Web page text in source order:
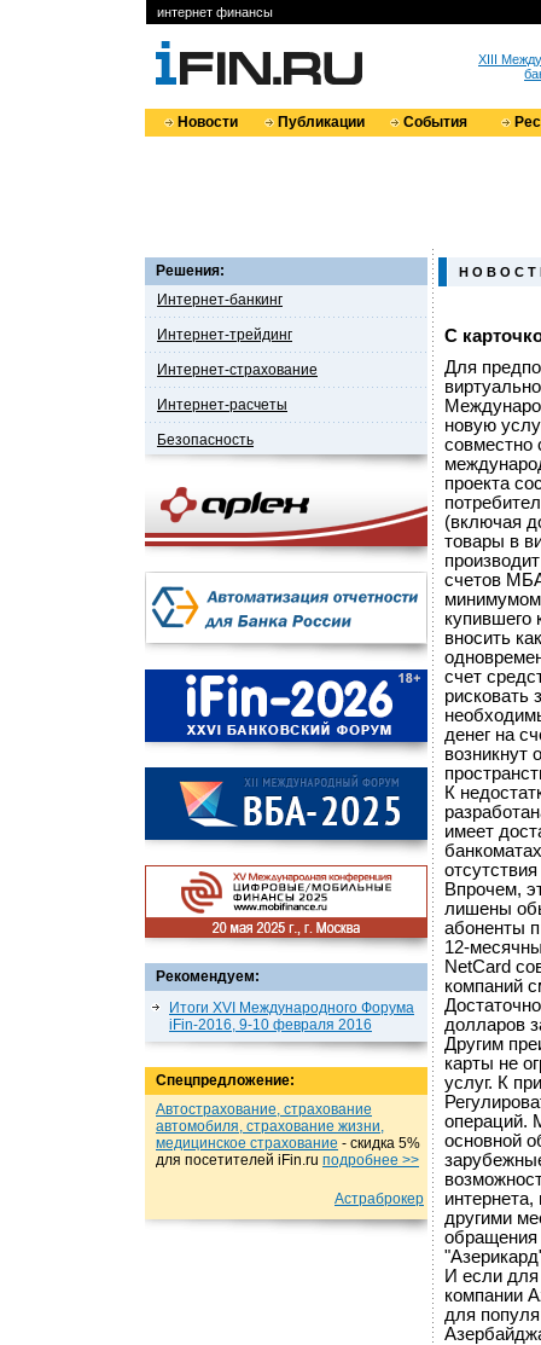
интернет финансы
XIII
Новости Публикации События
Решения:
Интернет-банкинг
Интернет-трейдинг
Интернет-страхование
Интернет-расчеты
Безопасность
Рекомендуем:
Итоги XVI Международного Форума
iFin-2016, 9-10 февраля 2016
Спецпредложение:
Автострахование, страхование
автомобиля, страхование жизни,
медицинское страхование - cкидка 5%
для посетителей iFin.ru подробнеe >>
Астраброкер
Н О В О С Т
С
Для
новую
совместно
проекта
(включая
товары в
счетов
минимумом
купившего
вносить
счет
рисковать
денег на
возникнут
К
имеет
Впрочем,
лишены
абоненты
12-
NetCard
компаний
долларов
Другим
карты не
услуг. К
операций.
основной
другими
обращения
И если
компании
для